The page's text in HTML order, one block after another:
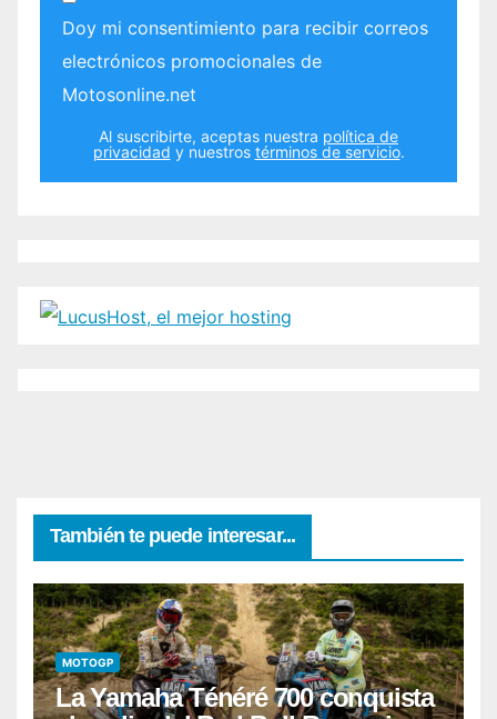
Doy mi consentimiento para recibir correos
electrónicos promocionales de
Motosonline.net
Al suscribirte, aceptas nuestra política de
privacidad y nuestros términos de servicio.
También te puede interesar...
MOTOGP
La Yamaha Ténéré 700 conquista